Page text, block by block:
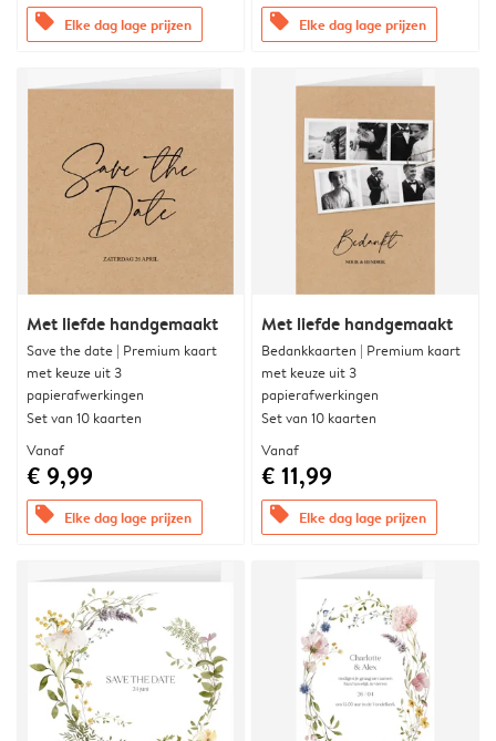
offers Elke dag lage prijzen offers Elke dag lage prijzen
Met liefde handgemaakt
Save the date | Premium kaart
met keuze uit 3
papierafwerkingen
Set van 10 kaarten
Vanaf
€ 9,99
offers Elke dag lage prijzen
Met liefde handgemaakt
Bedankkaarten | Premium kaart
met keuze uit 3
papierafwerkingen
Set van 10 kaarten
Vanaf
€ 11,99
offers Elke dag lage prijzen